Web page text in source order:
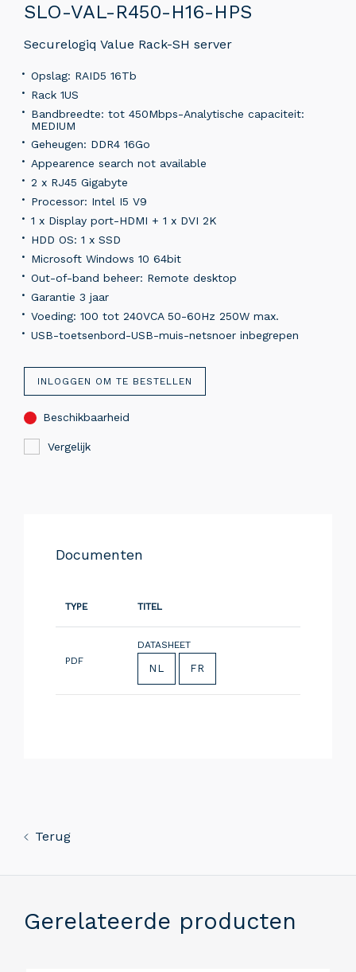
SLO-VAL-R450-H16-HPS
Securelogiq Value Rack-SH server
Opslag: RAID5 16Tb
Rack 1US
Bandbreedte: tot 450Mbps-Analytische capaciteit:
MEDIUM
Geheugen: DDR4 16Go
Appearence search not available
2 x RJ45 Gigabyte
Processor: Intel I5 V9
1 x Display port-HDMI + 1 x DVI 2K
HDD OS: 1 x SSD
Microsoft Windows 10 64bit
Out-of-band beheer: Remote desktop
Garantie 3 jaar
Voeding: 100 tot 240VCA 50-60Hz 250W max.
USB-toetsenbord-USB-muis-netsnoer inbegrepen
INLOGGEN OM TE BESTELLEN
Beschikbaarheid
Vergelijk
Documenten
TYPE TITEL
PDF
DATASHEET
NL FR
Terug
Gerelateerde producten